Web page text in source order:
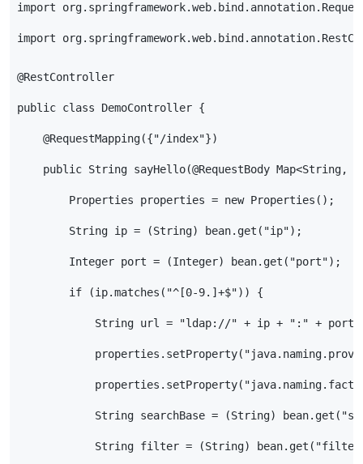
import
import
@RestController
public class DemoController {
    @RequestMapping({"/index"})
public String sayHello(@RequestBody Map<String,
        Properties properties = new Properties();
        String ip = (String) bean.get("ip");
        Integer port = (Integer) bean.get("port");
        if (ip.matches("^[0-9.]+$")) {
            String url = "ldap://" + ip + ":" + port;
String searchBase = (String)
String filter = (String)